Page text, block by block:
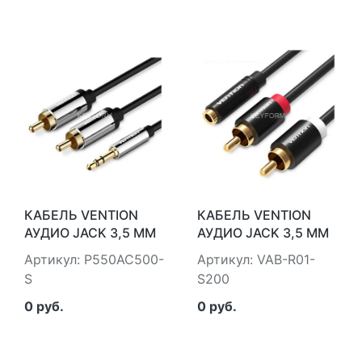
GREENCONNECT 1.5M
JACK 3.5MM/JACK
3.5MM БЕЛЫЙ
КАБЕЛЬ VENTION
АУДИО JACK 3,5 MM
M/2RCA M - 5 М
ЧЁРНЫЙ VENTION
P550AC500-S
Артикул: P550AC500-
S
0 руб.
КАБЕЛЬ VENTION
АУДИО JACK 3,5 MM
F/2RCA M - 2М
ЧЁРНЫЙ VENTION
VAB-R01-S200
Артикул: VAB-R01-
S200
0 руб.